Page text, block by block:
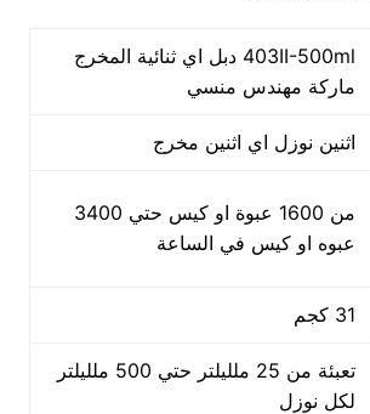
403II-500ml دبل اي ثنائية المخرج
ماركة مهندس منسي
اثنين نوزل اي اثنين مخرج
من 1600 عبوة او كيس حتي 3400
عبوه او كيس في الساعة
31 كجم
تعبئة من 25 ملليلتر حتي 500 ملليلتر
لكل نوزل